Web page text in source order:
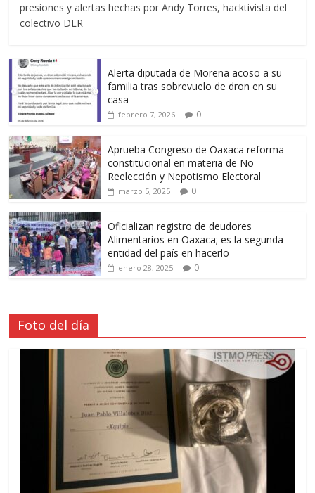
presiones y alertas hechas por Andy Torres, hacktivista del
colectivo DLR
Alerta diputada de Morena acoso a su
familia tras sobrevuelo de dron en su
casa
febrero 7, 2026 0
Aprueba Congreso de Oaxaca reforma
constitucional en materia de No
Reelección y Nepotismo Electoral
marzo 5, 2025 0
Oficializan registro de deudores
Alimentarios en Oaxaca; es la segunda
entidad del país en hacerlo
enero 28, 2025 0
Foto del día